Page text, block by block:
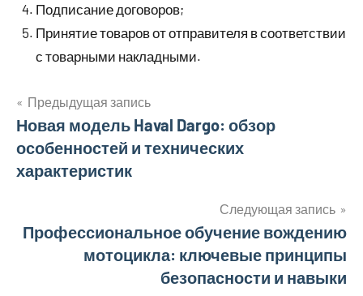
Подписание договоров;
Принятие товаров от отправителя в соответствии
с товарными накладными.
Навигация
по
Предыдущая запись
Новая модель Haval Dargo: обзор
особенностей и технических
характеристик
Следующая запись
Профессиональное обучение вождению
мотоцикла: ключевые принципы
безопасности и навыки